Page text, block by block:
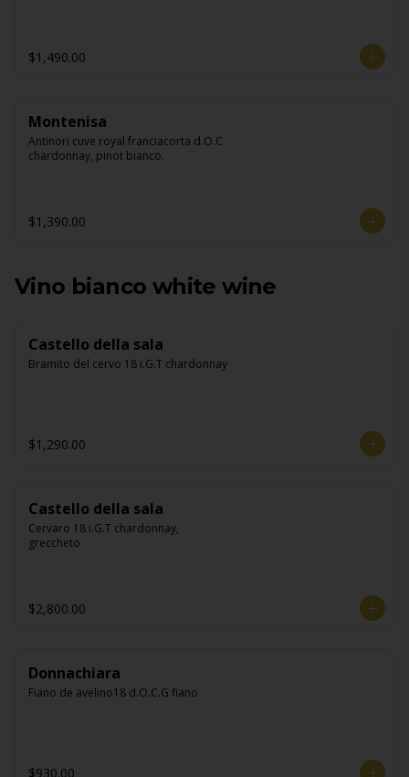
$1,490.00
Montenisa
Antinori cuve royal franciacorta d.O.C
chardonnay, pinot bianco.
$1,390.00
Vino bianco white wine
Castello della sala
Bramito del cervo 18 i.G.T chardonnay
$1,290.00
Castello della sala
Cervaro 18 i.G.T chardonnay,
greccheto
$2,800.00
Donnachiara
Fiano de avelino18 d.O.C.G fiano
$930.00